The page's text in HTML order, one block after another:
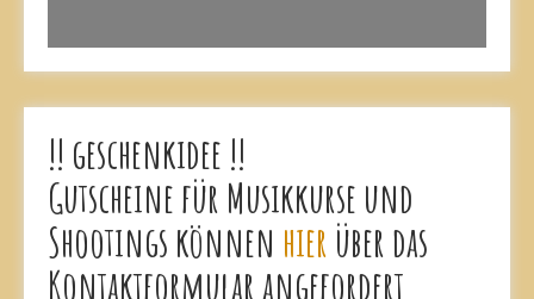
!! geschenkidee !!
Gutscheine für Musikkurse und
Shootings können hier über das
Kontaktformular angefordert